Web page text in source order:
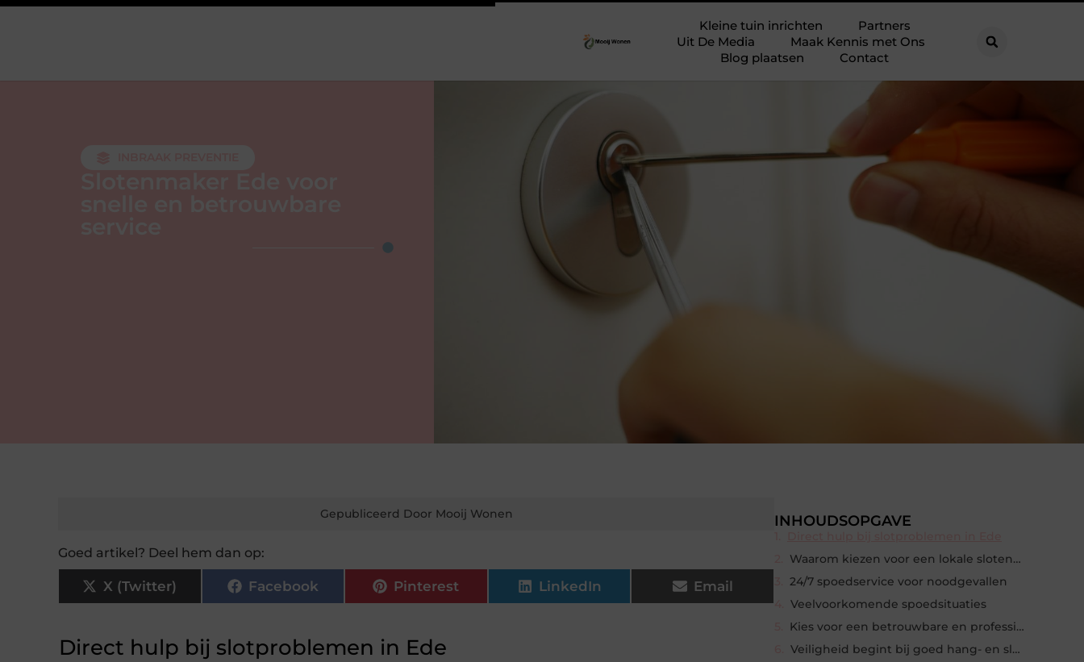
Kleine tuin inrichten
Partners
Uit De Media
Maak Kennis met Ons
Blog plaatsen
Contact
Gepubliceerd Door Mooij Wonen
Goed artikel? Deel hem dan op:
X (Twitter) Facebook Pinterest LinkedIn Email
Direct hulp bij slotproblemen in Ede
INHOUDSOPGAVE
Waarom kiezen voor een lokale slotenmaker?
24/7 spoedservice voor noodgevallen
Veelvoorkomende spoedsituaties
Kies voor een betrouwbare en professionele partij
Veiligheid begint bij goed hang- en sluitwerk